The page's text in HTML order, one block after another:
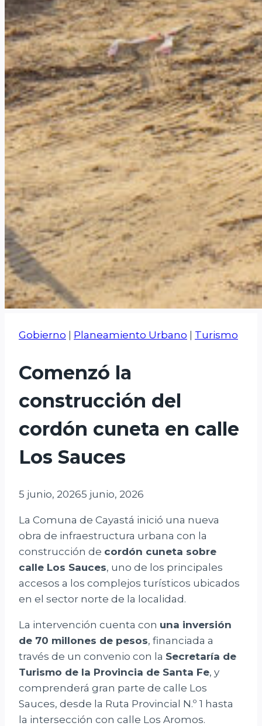
Gobierno Planeamiento Urbano Turismo
Comenzó la
construcción del
cordón cuneta en calle
Los Sauces
5 junio, 20265 junio, 2026
La Comuna de Cayastá inició una nueva
obra de infraestructura urbana con la
construcción de cordón cuneta sobre
calle Los Sauces, uno de los principales
accesos a los complejos turísticos ubicados
en el sector norte de la localidad.
La intervención cuenta con una inversión
de 70 millones de pesos, financiada a
través de un convenio con la Secretaría de
Turismo de la Provincia de Santa Fe, y
comprenderá gran parte de calle Los
Sauces, desde la Ruta Provincial N.º 1 hasta
la intersección con calle Los Aromos.